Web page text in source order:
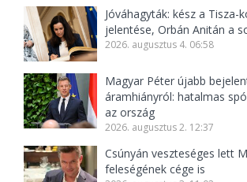
Jóváhagyták: kész a Tisza-
jelentése, Orbán Anitán a
2026. augusztus 4. 06:58
Magyar Péter újabb
áramhiányról: hatalmas
az ország
2026. augusztus 2. 12:37
Csúnyán veszteséges lett
feleségének cége is